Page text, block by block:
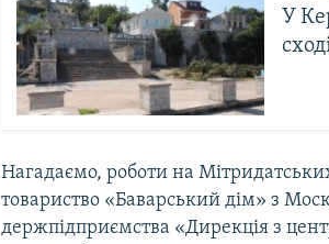
У
Нагадаємо, роботи на
товариство «Баварський дім» з
держпідприємства «Дирекція з